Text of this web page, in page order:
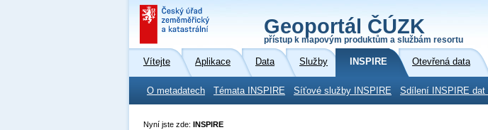
Geoportál ČÚZK
přístup k mapovým produktům a službám resortu
Vítejte Aplikace Data Služby INSPIRE Otevřená data
O metadatech Témata INSPIRE Síťové služby INSPIRE Sdílení INSPIRE dat
Nyní jste zde: INSPIRE